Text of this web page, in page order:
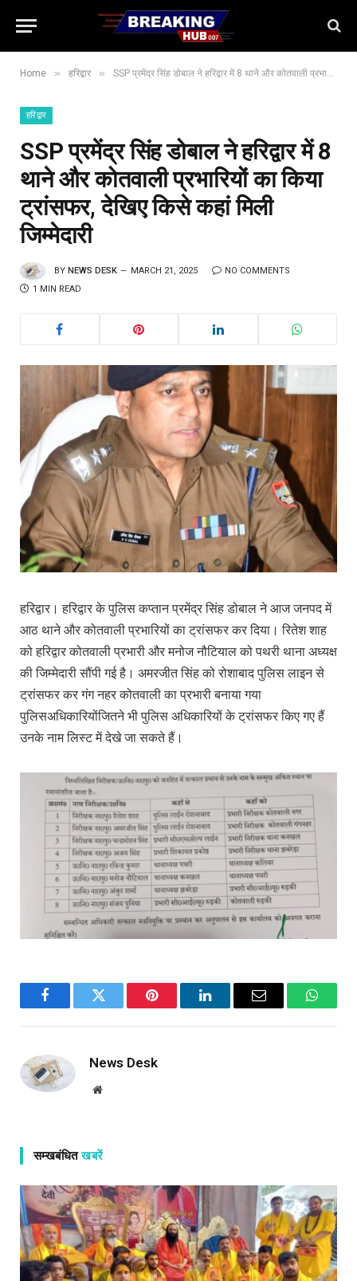
Home » हरिद्वार » SSP प्रमेंद्र सिंह डोबाल ने हरिद्वार में 8 थाने और कोतवाली प्रभारियों का किया ट्रांसफर, देखिए किसे कहां मिली जिम्मेदारी
हरिद्वार
SSP प्रमेंद्र सिंह डोबाल ने हरिद्वार में 8
थाने और कोतवाली प्रभारियों का किया
ट्रांसफर, देखिए किसे कहां मिली
जिम्मेदारी
BY NEWS DESK MARCH 21, 2025
NO COMMENTS
1 MIN READ
हरिद्वार। हरिद्वार के पुलिस कप्तान प्रमेंद्र सिंह डोबाल ने आज जनपद में
आठ थाने और कोतवाली प्रभारियों का ट्रांसफर कर दिया। रितेश शाह
को हरिद्वार कोतवाली प्रभारी और मनोज नौटियाल को पथरी थाना अध्यक्ष
की जिम्मेदारी सौंपी गई है। अमरजीत सिंह को रोशाबाद पुलिस लाइन से
ट्रांसफर कर गंग नहर कोतवाली का प्रभारी बनाया गया
पुलिसअधिकारियोंजितने भी पुलिस अधिकारियों के ट्रांसफर किए गए हैं
उनके नाम लिस्ट में देखे जा सकते हैं।
FacebookTwitter Pinterest LinkedInEmail
News Desk
Website
सम्खबंधितखबरें